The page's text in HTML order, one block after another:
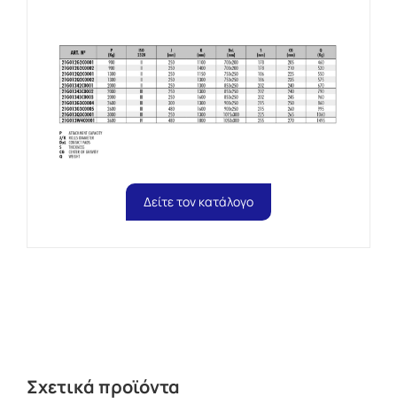
Δείτε τον κατάλογο
Σχετικά προϊόντα